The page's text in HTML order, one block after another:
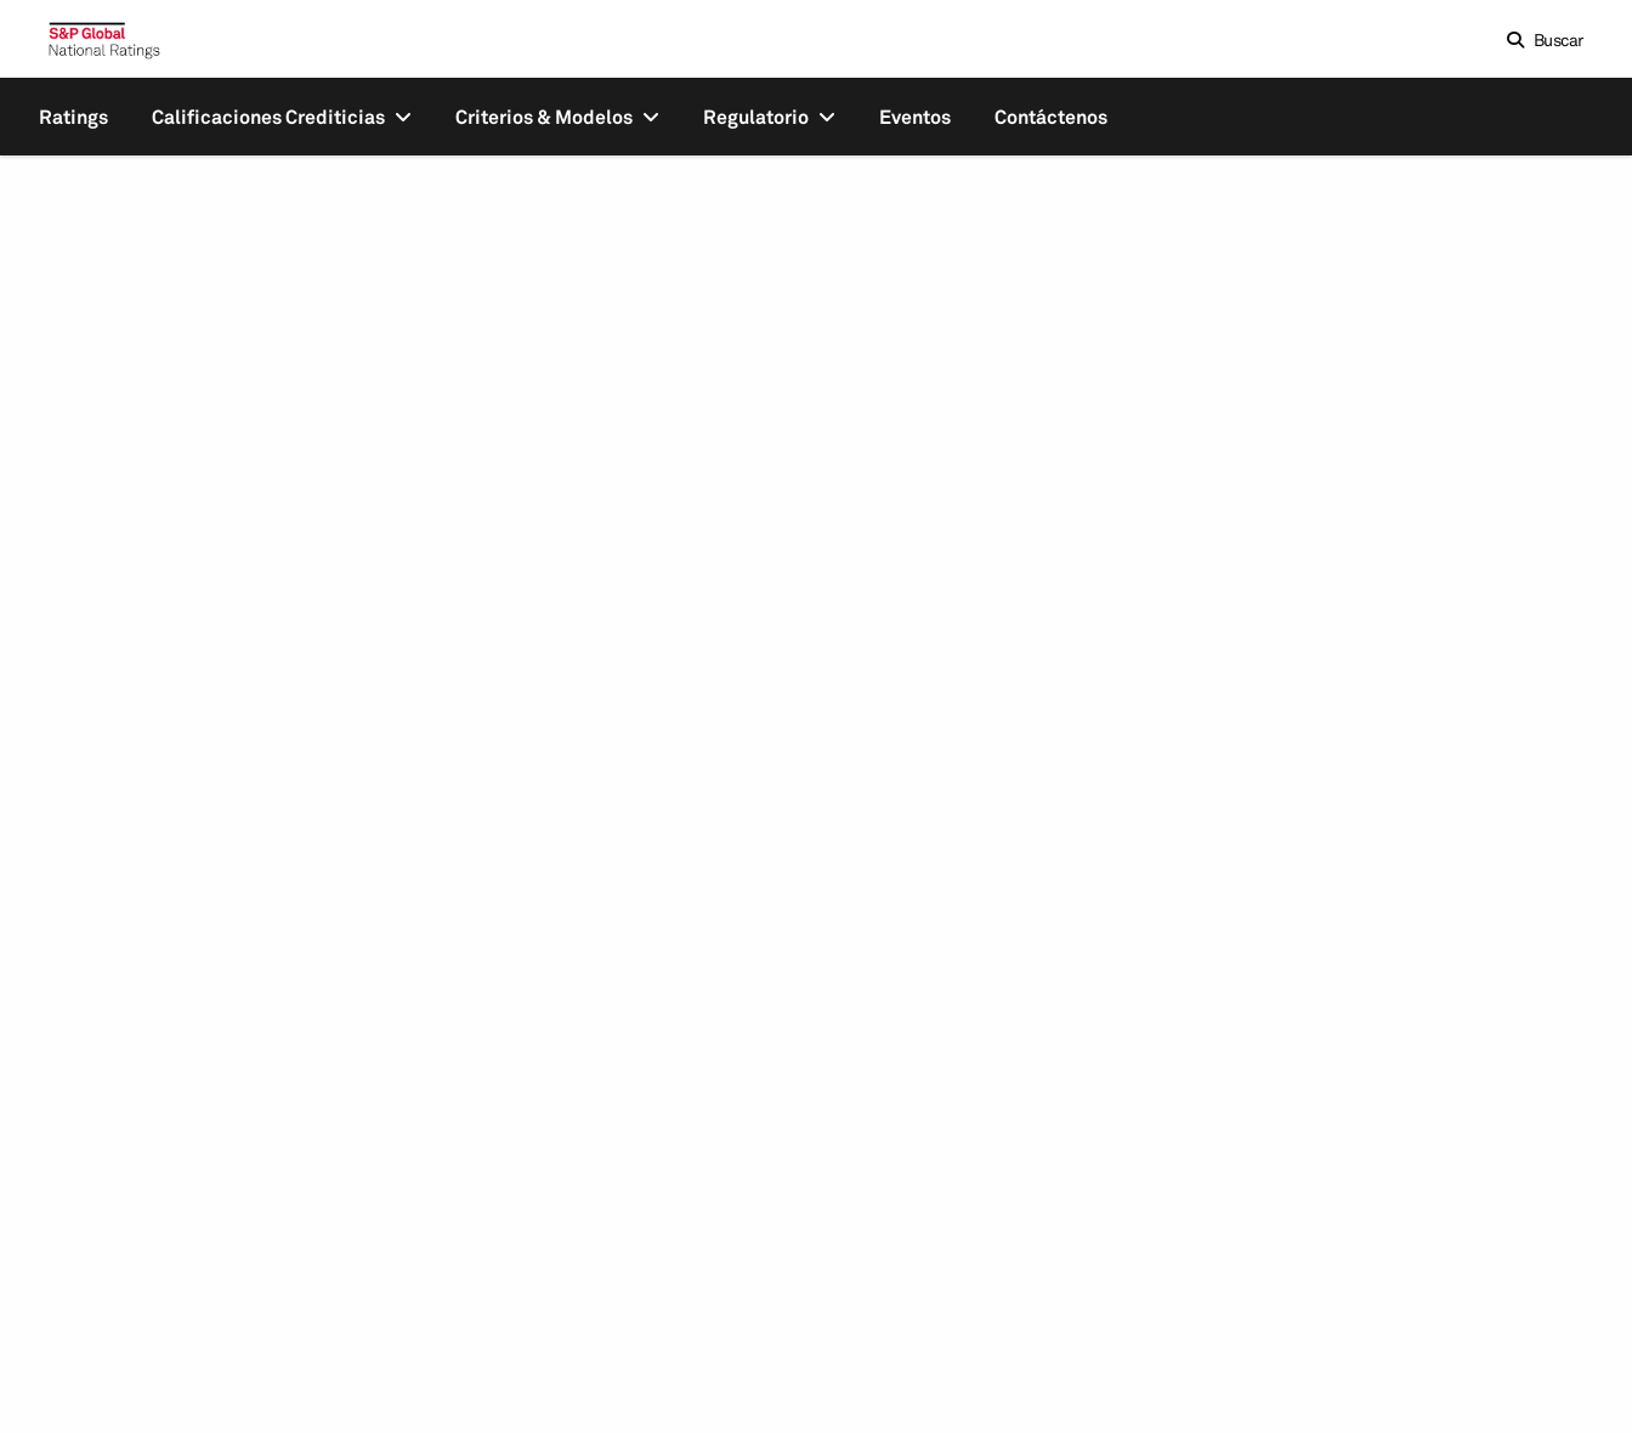
Buscar
Ratings Calificaciones Crediticias Criterios & Modelos Regulatorio Eventos Contáctenos